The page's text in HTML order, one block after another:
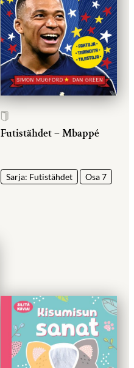
Futistähdet – Mbappé
Sarja: Futistähdet Osa 7